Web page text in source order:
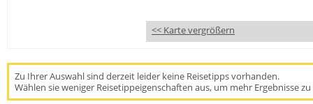
<< Karte vergrößern
Zu Ihrer Auswahl sind derzeit leider keine Reisetipps vorhanden.
Wählen sie weniger Reisetippeigenschaften aus, um mehr Ergebnisse